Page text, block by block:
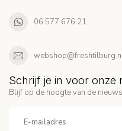
06 577 676 21
Schrijf je in voor onze
Blijf op de hoogte van de